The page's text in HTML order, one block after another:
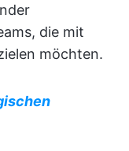
die mit
möchten.